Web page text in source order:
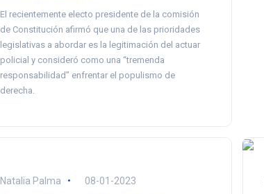
El recientemente electo presidente de la comisión
de Constitución afirmó que una de las prioridades
legislativas a abordar es la legitimación del actuar
policial y consideró como una “tremenda
responsabilidad” enfrentar el populismo de
derecha.
Natalia Palma 08-01-2023